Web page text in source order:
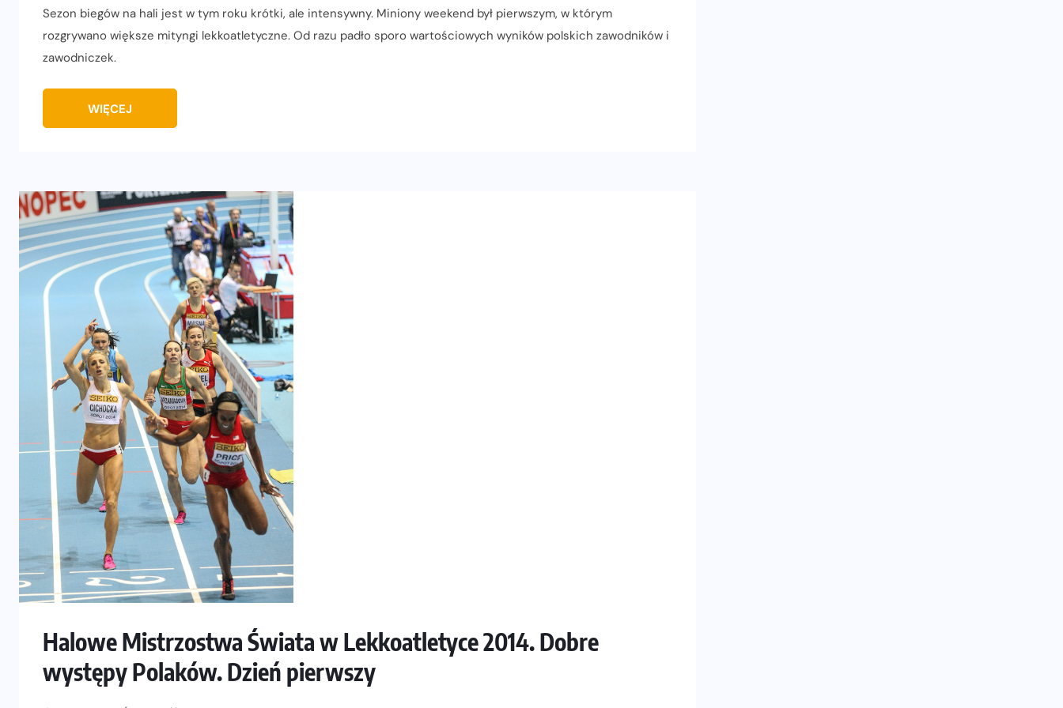
Sezon biegów na hali jest w tym roku krótki, ale intensywny. Miniony weekend był pierwszym, w którym
rozgrywano większe mityngi lekkoatletyczne. Od razu padło sporo wartościowych wyników polskich zawodników i
zawodniczek.
WIĘCEJ
Halowe Mistrzostwa Świata w Lekkoatletyce 2014. Dobre
występy Polaków. Dzień pierwszy